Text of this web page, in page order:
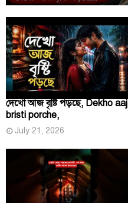
দেখো আজ বৃষ্টি পড়ছে, Dekho aaj
bristi porche,
July 21, 2026